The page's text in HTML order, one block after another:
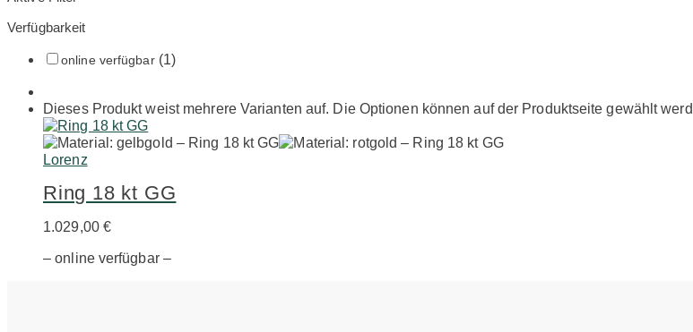
Verfügbarkeit
online verfügbar(1)
Dieses Produkt weist mehrere Varianten auf. Die Optionen können auf der Produktseite gewählt
Lorenz
Ring 18 kt GG
1.029,00 €
– online verfügbar –